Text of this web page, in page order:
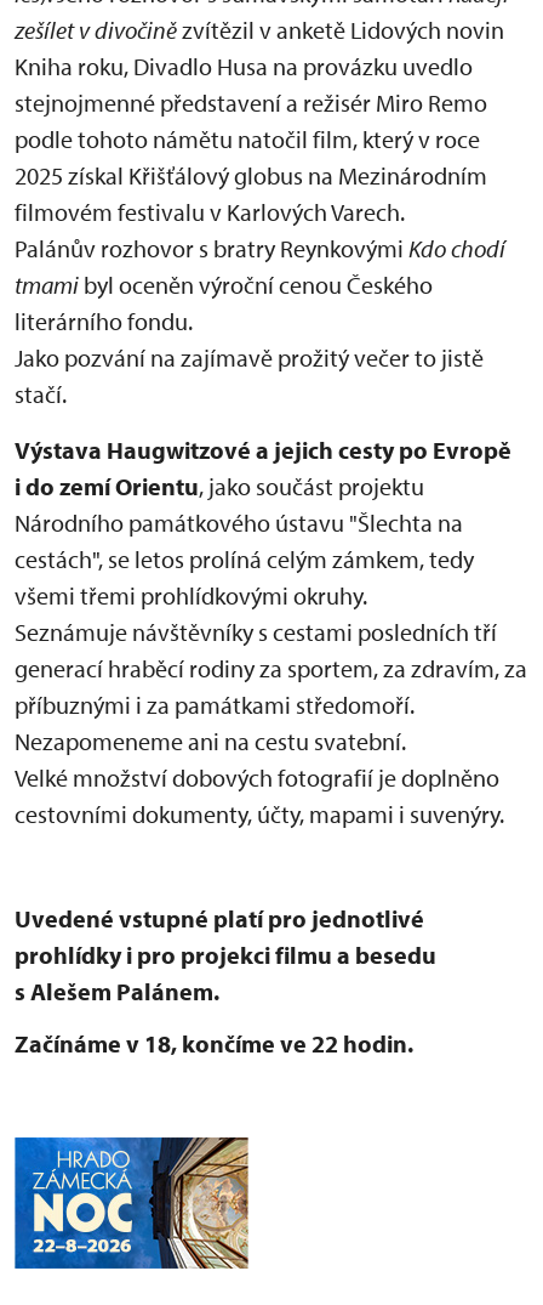
zešílet v divočinězvítězil v anketě Lidových novin
Kniha roku, Divadlo Husa na provázku uvedlo
stejnojmenné představení a režisér Miro Remo
podle tohoto námětu natočil film, který v roce
2025 získal Křišťálový globus na Mezinárodním
filmovém festivalu v Karlových Varech.
Palánův rozhovor s bratry Reynkovými Kdo chodí
tmami byl oceněn výroční cenou Českého
literárního fondu.
Jako pozvání na zajímavě prožitý večer to jistě
stačí.
Výstava Haugwitzové a jejich cesty po Evropě
i do zemí Orientu, jako součást projektu
Národního památkového ústavu "Šlechta na
cestách", se letos prolíná celým zámkem, tedy
všemi třemi prohlídkovými okruhy.
Seznámuje návštěvníky s cestami posledních tří
generací hraběcí rodiny za sportem, za zdravím, za
příbuznými i za památkami středomoří.
Nezapomeneme ani na cestu svatební.
Velké množství dobových fotografií je doplněno
cestovními dokumenty, účty, mapami i suvenýry.
Uvedené vstupné platí pro jednotlivé
prohlídky i pro projekci filmu a besedu
s Alešem Palánem.
Začínáme v 18, končíme ve 22 hodin.